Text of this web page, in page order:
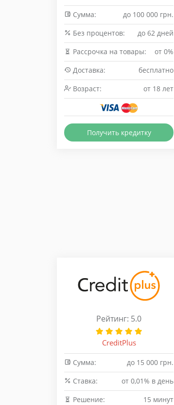
Сумма:
до 100 000 грн.
Без процентов:
до 62 дней
Рассрочка на товары:
от 0%
Доставка:
бесплатно
Возраст:
от 18 лет
Получить кредитку
Рейтинг: 5.0
CreditPlus
Сумма:
до 15 000 грн.
Cтавка:
от 0,01% в день
Решение:
15 минут